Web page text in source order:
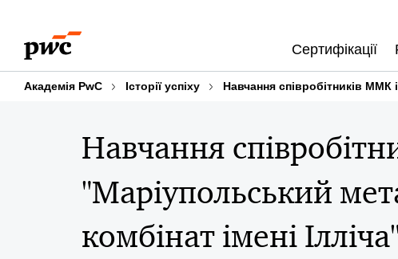
content
footer
Сертифікації
Академія PwC Історії успіху Навчання співробітників ММК
Навчання
"Маріупольський
комбінат імені